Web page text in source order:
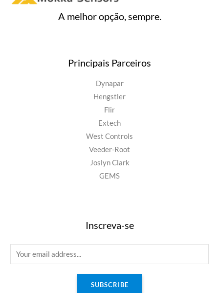
A melhor opção, sempre.
Principais Parceiros
Dynapar
Hengstler
Flir
Extech
West Controls
Veeder-Root
Joslyn Clark
GEMS
Inscreva-se
m
SUBSCRIBE